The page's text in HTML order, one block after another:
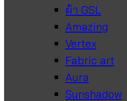
ผ้า GSL
Amazing
Vertex
Fabric art
Aura
Sunshadow